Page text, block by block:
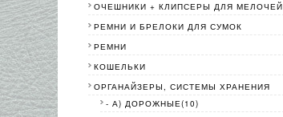
ОЧЕШНИКИ + КЛИПСЕРЫ ДЛЯ МЕЛОЧЕЙ
РЕМНИ И БРЕЛОКИ ДЛЯ СУМОК
РЕМНИ
КОШЕЛЬКИ
ОРГАНАЙЗЕРЫ, СИСТЕМЫ ХРАНЕНИЯ
- А) ДОРОЖНЫЕ(10)